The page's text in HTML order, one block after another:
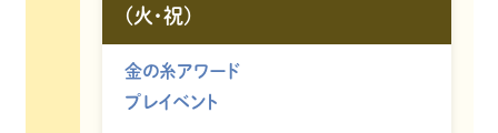
(火・祝)
金の糸アワード
プレイベント